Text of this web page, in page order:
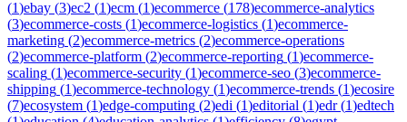
(1)ebay (3)ec2 (1)ecm (1)ecommerce (178)ecommerce-analytics
(3)ecommerce-costs (1)ecommerce-logistics (1)ecommerce-
marketing (2)ecommerce-metrics (2)ecommerce-operations
(2)ecommerce-platform (2)ecommerce-reporting (1)ecommerce-
scaling (1)ecommerce-security (1)ecommerce-seo (3)ecommerce-
shipping (1)ecommerce-technology (1)ecommerce-trends (1)ecosire
(7)ecosystem (1)edge-computing (2)edi (1)editorial (1)edr(1)edtech